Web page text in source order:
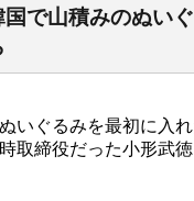
で山積みのぬい
いぐるみを最初に入
取締役だった小形武徳